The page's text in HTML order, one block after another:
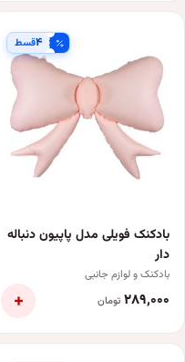
۴قسط
بادکنک فویلی مدل پاپیون دنباله
دار
بادکنک و لوازم جانبی
۲۸۹٬۰۰۰ تومان +